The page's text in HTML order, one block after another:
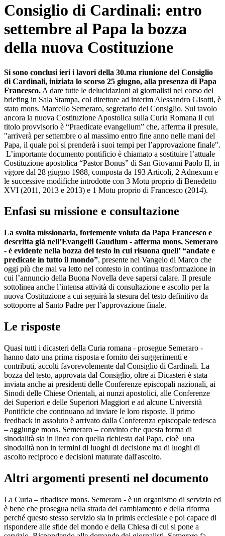
Consiglio di Cardinali: entro
settembre al Papa la bozza
della nuova Costituzione
Si sono conclusi ieri i lavori della 30.ma riunione del Consiglio
di Cardinali, iniziata lo scorso 25 giugno, alla presenza di Papa
Francesco. A dare tutte le delucidazioni ai giornalisti nel corso del
briefing in Sala Stampa, col direttore ad interim Alessandro Gisotti, è
stato mons. Marcello Semeraro, segretario del Consiglio. Sul tavolo
ancora la nuova Costituzione Apostolica sulla Curia Romana il cui
titolo provvisorio è “Praedicate evangelium” che, afferma il presule,
"arriverà per settembre o al massimo entro fine anno nelle mani del
Papa, il quale poi si prenderà i suoi tempi per l’approvazione finale".
L’importante documento pontificio è chiamato a sostituire l’attuale
Costituzione apostolica “Pastor Bonus” di San Giovanni Paolo II, in
vigore dal 28 giugno 1988, composta da 193 Articoli, 2 Adnexum e
le successive modifiche introdotte con 3 Motu proprio di Benedetto
XVI (2011, 2013 e 2013) e 1 Motu proprio di Francesco (2014).
Enfasi su missione e consultazione
La svolta missionaria, fortemente voluta da Papa Francesco e
descritta già nell’Evangelii Gaudium - afferma mons. Semeraro
- è evidente nella bozza del testo in cui risuona quell’ “andate e
predicate in tutto il mondo”, presente nel Vangelo di Marco che
oggi più che mai va letto nel contesto in continua trasformazione in
cui l’annuncio della Buona Novella deve sapersi calare. Il presule
sottolinea anche l’intensa attività di consultazione e ascolto per la
nuova Costituzione a cui seguirà la stesura del testo definitivo da
sottoporre al Santo Padre per l’approvazione finale.
Le risposte
Quasi tutti i dicasteri della Curia romana - prosegue Semeraro -
hanno dato una prima risposta e fornito dei suggerimenti e
contributi, accolti favorevolemente dal Consiglio di Cardinali. La
bozza del testo, approvata dal Consiglio, oltre ai Dicasteri è stata
inviata anche ai presidenti delle Conferenze episcopali nazionali, ai
Sinodi delle Chiese Orientali, ai nunzi apostolici, alle Conferenze
dei Superiori e delle Superiori Maggiori e ad alcune Università
Pontificie che continuano ad inviare le loro risposte. Il primo
feedback in assoluto è arrivato dalla Conferenza episcopale tedesca
– aggiunge mons. Semeraro – convinto che questa forma di
sinodalità sia in linea con quella richiesta dal Papa, cioè una
sinodalità non in termini di luoghi di decisione ma di luoghi di
ascolto reciproco e decisioni maturate dall'ascolto.
Altri argomenti presenti nel documento
La Curia – ribadisce mons. Semeraro - è un organismo di servizio ed
è bene che prosegua nella strada del cambiamento e della riforma
perché questo stesso servizio sia in primis ecclesiale e poi capace di
rispondere alle sfide del mondo e della Chiesa di cui si pone a